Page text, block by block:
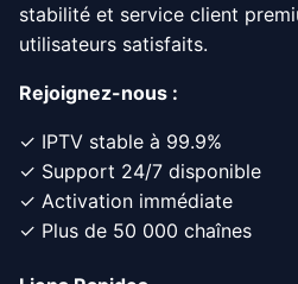
stabilité et service client
utilisateurs satisfaits.
Rejoignez-nous :
✓ IPTV stable à 99.9%
✓ Support 24/7 disponible
✓ Activation immédiate
✓ Plus de 50 000 chaînes